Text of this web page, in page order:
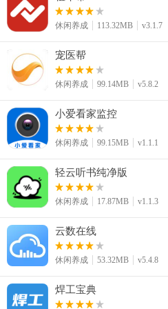
- 连续扫描功能可以持续扫描多个二
识别三种方式。
个性化精美二维码生成神器
- 全新推出融合码功能，二维码与彩
- 轻松美化任何二维码，只需3步即
然一新。
- 一键制作专属彩色二维码，支持文
WIFI、比特币等格式，多种精美主题
- 随心嵌入二维码Logo，更加个性出彩
历史记录管理
休闲养成 113.32MB v3.1.7
宠医帮
休闲养成 99.14MB v5.8.2
小爱看家监控
休闲养成 99.15MB v1.1.1
轻云听书纯净版
休闲养成 17.87MB v1.1.3
云数在线
休闲养成 53.32MB v5.4.8
焊工宝典